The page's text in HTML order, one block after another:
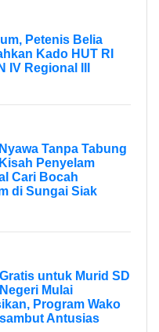
Petenis Belia
Kado HUT RI
IV Regional III
Tanpa Tabung
Penyelam
Cari Bocah
di Sungai Siak
untuk Murid SD
Mulai
Program Wako
Antusias